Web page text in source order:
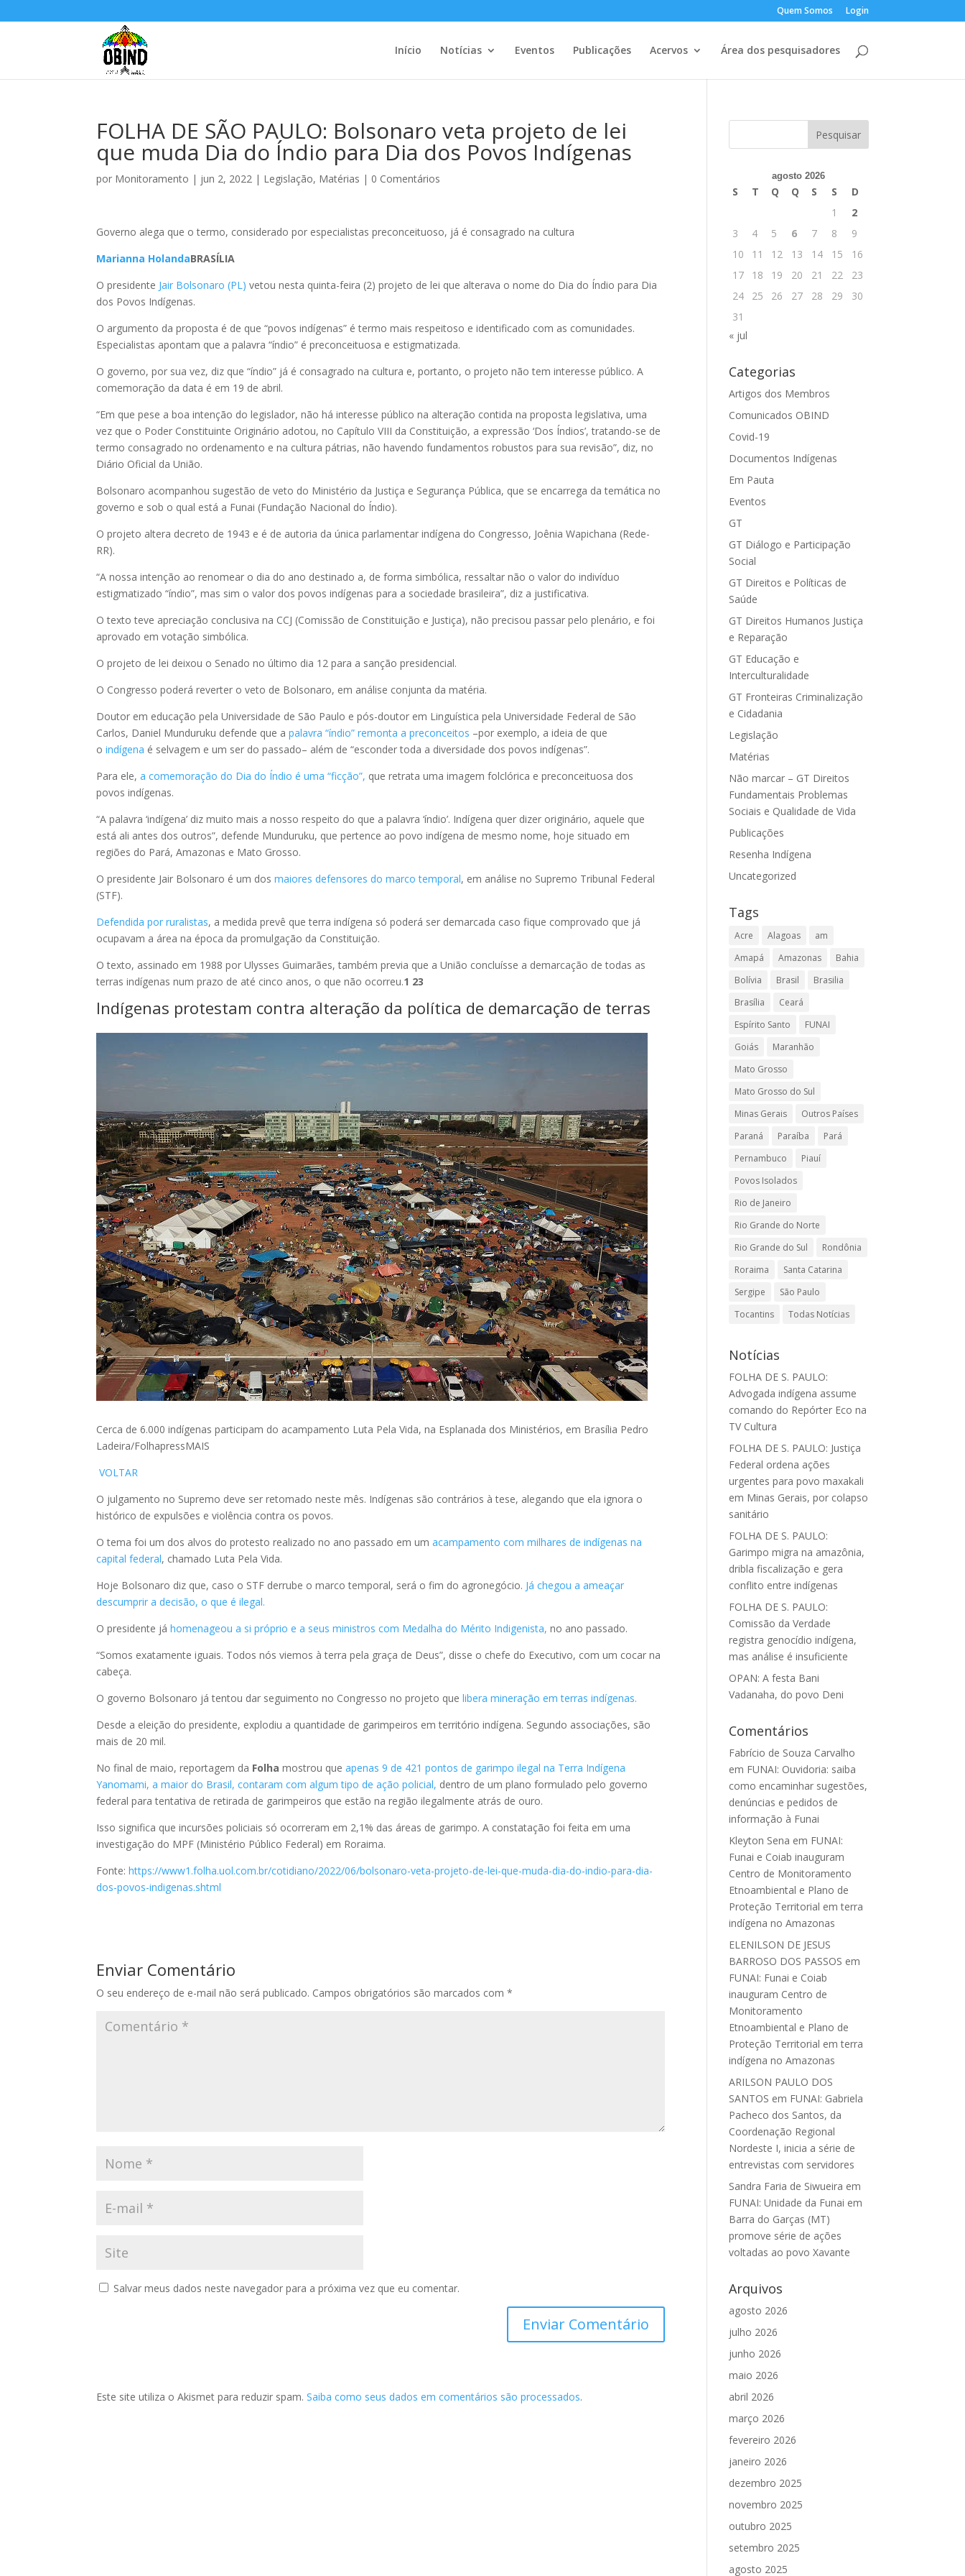
Quem Somos Login
Início Notícias Eventos Publicações Acervos Área dos pesquisadores
FOLHA DE SÃO PAULO: Bolsonaro veta projeto de lei
que muda Dia do Índio para Dia dos Povos Indígenas
por Monitoramento | jun 2, 2022 | Legislação, Matérias | 0 Comentários
Governo alega que o termo, considerado por especialistas preconceituoso, já é consagrado na cultura
Marianna HolandaBRASÍLIA
O presidente Jair Bolsonaro (PL) vetou nesta quinta-feira (2) projeto de lei que alterava o nome do Dia do Índio para Dia
dos Povos Indígenas.
O argumento da proposta é de que “povos indígenas” é termo mais respeitoso e identificado com as comunidades.
Especialistas apontam que a palavra “índio” é preconceituosa e estigmatizada.
O governo, por sua vez, diz que “índio” já é consagrado na cultura e, portanto, o projeto não tem interesse público. A
comemoração da data é em 19 de abril.
“Em que pese a boa intenção do legislador, não há interesse público na alteração contida na proposta legislativa, uma
vez que o Poder Constituinte Originário adotou, no Capítulo VIII da Constituição, a expressão ‘Dos Índios’, tratando-se de
termo consagrado no ordenamento e na cultura pátrias, não havendo fundamentos robustos para sua revisão”, diz, no
Diário Oficial da União.
Bolsonaro acompanhou sugestão de veto do Ministério da Justiça e Segurança Pública, que se encarrega da temática no
governo e sob o qual está a Funai (Fundação Nacional do Índio).
O projeto altera decreto de 1943 e é de autoria da única parlamentar indígena do Congresso, Joênia Wapichana (Rede-
RR).
“A nossa intenção ao renomear o dia do ano destinado a, de forma simbólica, ressaltar não o valor do indivíduo
estigmatizado “índio”, mas sim o valor dos povos indígenas para a sociedade brasileira”, diz a justificativa.
O texto teve apreciação conclusiva na CCJ (Comissão de Constituição e Justiça), não precisou passar pelo plenário, e foi
aprovado em votação simbólica.
O projeto de lei deixou o Senado no último dia 12 para a sanção presidencial.
O Congresso poderá reverter o veto de Bolsonaro, em análise conjunta da matéria.
Doutor em educação pela Universidade de São Paulo e pós-doutor em Linguística pela Universidade Federal de São
Carlos, Daniel Munduruku defende que apalavra “índio” remonta a preconceitos –por exemplo, a ideia de que
oindígena é selvagem e um ser do passado– além de “esconder toda a diversidade dos povos indígenas”.
Para ele,a comemoração do Diado Índio é uma “ficção”, que retrata uma imagem folclórica e preconceituosa dos
povos indígenas.
“A palavra ‘indígena’ diz muito mais a nosso respeito do que a palavra ‘índio’. Indígena quer dizer originário, aquele que
está ali antes dos outros”, defende Munduruku, que pertence ao povo indígena de mesmo nome, hoje situado em
regiões do Pará, Amazonas e Mato Grosso.
O presidente Jair Bolsonaro é um dosmaiores defensores do marco temporal, em análise no Supremo Tribunal Federal
(STF).
Defendida por ruralistas, a medida prevê que terra indígena só poderá ser demarcada caso fique comprovado que já
ocupavam a área na época da promulgação da Constituição.
O texto, assinado em 1988 por Ulysses Guimarães, também previa que a União concluísse a demarcação de todas as
terras indígenas num prazo de até cinco anos, o que não ocorreu.1 23
Indígenas protestam contra alteração da política de demarcação de terras
Cerca de 6.000 indígenas participam do acampamento Luta Pela Vida, na Esplanada dos Ministérios, em Brasília Pedro
Ladeira/FolhapressMAIS
VOLTAR
O julgamento no Supremo deve ser retomado neste mês. Indígenas são contrários à tese, alegando que ela ignora o
histórico de expulsões e violência contra os povos.
O tema foi um dos alvos do protesto realizado no ano passado em umacampamento com milhares de indígenas na
capital federal, chamado Luta Pela Vida.
Hoje Bolsonaro diz que, caso o STF derrube o marco temporal, será o fim do agronegócio. Já chegou a ameaçar
descumprir a decisão, o que é ilegal.
O presidente jáhomenageou a si próprio e a seus ministros com Medalha do Mérito Indigenista, no ano passado.
“Somos exatamente iguais. Todos nós viemos à terra pela graça de Deus”, disse o chefe do Executivo, com um cocar na
cabeça.
O governo Bolsonaro já tentou dar seguimento no Congresso no projeto quelibera mineração em terras indígenas.
Desde a eleição do presidente, explodiu a quantidade de garimpeiros em território indígena. Segundo associações, são
mais de 20 mil.
No final de maio, reportagem da Folhamostrou queapenas 9 de 421 pontos de garimpo ilegal na Terra Indígena
Yanomami, a maior do Brasil, contaram com algum tipo de ação policial, dentro de um plano formulado pelo governo
federal para tentativa de retirada de garimpeiros que estão na região ilegalmente atrás de ouro.
Isso significa que incursões policiais só ocorreram em 2,1% das áreas de garimpo. A constatação foi feita em uma
investigação do MPF (Ministério Público Federal) em Roraima.
Fonte:https://www1.folha.uol.com.br/cotidiano/2022/06/bolsonaro-veta-projeto-de-lei-que-muda-dia-do-indio-para-dia-
dos-povos-indigenas.shtml
Enviar Comentário
O seu endereço de e-mail não será publicado. Campos obrigatórios são marcados com*
Salvar meus dados neste navegador para a próxima vez que eu comentar.
Este site utiliza o Akismet para reduzir spam.Saiba como seus dados em comentários são processados.
agosto 2026
S T Q Q S S
D
1
2
3
4 5 6 7 8
9
10
11 12 13 14 15
16
17
18 19 20 21 22
23
24
25 26 27 28 29
30
31
« jul
Categorias
Artigos dos Membros
Comunicados OBIND
Covid-19
Documentos Indígenas
Em Pauta
Eventos
GT
GT Diálogo e Participação
Social
GT Direitos e Políticas de
Saúde
GT Direitos Humanos Justiça
e Reparação
GT Educação e
Interculturalidade
GT Fronteiras Criminalização
e Cidadania
Legislação
Matérias
Não marcar – GT Direitos
Fundamentais Problemas
Sociais e Qualidade de Vida
Publicações
Resenha Indígena
Uncategorized
Tags
Acre Alagoas
am
Amapá
Amazonas
Bahia
Bolívia
Brasil
Brasilia
Brasília
Ceará
Espírito Santo
FUNAI
Goiás
Maranhão
Mato Grosso
Mato Grosso do Sul
Minas Gerais
Outros Países
Paraná
Paraíba
Pará
Pernambuco
Piauí
Povos Isolados
Rio de Janeiro
Rio Grande do Norte
Rio Grande do Sul
Rondônia
Roraima
Santa Catarina
Sergipe
São Paulo
Tocantins
Todas Notícias
Notícias
FOLHA DE S. PAULO:
Advogada indígena assume
comando do Repórter Eco na
TV Cultura
FOLHA DE S. PAULO: Justiça
Federal ordena ações
urgentes para povo maxakali
em Minas Gerais, por colapso
sanitário
FOLHA DE S. PAULO:
Garimpo migra na amazônia,
dribla fiscalização e gera
conflito entre indígenas
FOLHA DE S. PAULO:
Comissão da Verdade
registra genocídio indígena,
mas análise é insuficiente
OPAN: A festa Bani
Vadanaha, do povo Deni
Comentários
Fabrício de Souza Carvalho
em FUNAI: Ouvidoria: saiba
como encaminhar sugestões,
denúncias e pedidos de
informação à Funai
Kleyton Sena em FUNAI:
Funai e Coiab inauguram
Centro de Monitoramento
Etnoambiental e Plano de
Proteção Territorial em terra
indígena no Amazonas
ELENILSON DE JESUS
BARROSO DOS PASSOS em
FUNAI: Funai e Coiab
inauguram Centro de
Monitoramento
Etnoambiental e Plano de
Proteção Territorial em terra
indígena no Amazonas
ARILSON PAULO DOS
SANTOS em FUNAI: Gabriela
Pacheco dos Santos, da
Coordenação Regional
Nordeste I, inicia a série de
entrevistas com servidores
Sandra Faria de Siwueira em
FUNAI: Unidade da Funai em
Barra do Garças (MT)
promove série de ações
voltadas ao povo Xavante
Arquivos
agosto 2026
julho 2026
junho 2026
maio 2026
abril 2026
março 2026
fevereiro 2026
janeiro 2026
dezembro 2025
novembro 2025
outubro 2025
setembro 2025
agosto 2025